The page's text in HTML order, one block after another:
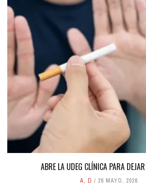
ABRE LA UDEG CLÍNICA PARA
A, D 26 MAYO, 2026